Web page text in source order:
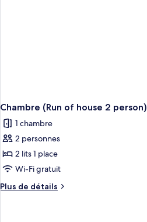
Chambre (Run of house 2 person)
1 chambre
2 personnes
2 lits 1 place
Wi-Fi gratuit
Plus de détails
Plus